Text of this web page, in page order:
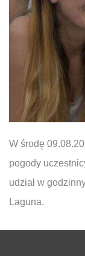
W środę
pogody
udział w
Laguna.